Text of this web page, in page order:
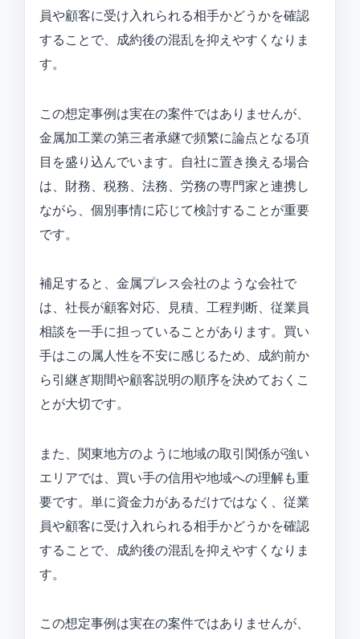
員や顧客に受け入れられる相手かどうかを確認
することで、成約後の混乱を抑えやすくなりま
す。
この想定事例は実在の案件ではありませんが、
金属加工業の第三者承継で頻繁に論点となる項
目を盛り込んでいます。自社に置き換える場合
は、財務、税務、法務、労務の専門家と連携し
ながら、個別事情に応じて検討することが重要
です。
補足すると、金属プレス会社のような会社で
は、社長が顧客対応、見積、工程判断、従業員
相談を一手に担っていることがあります。買い
手はこの属人性を不安に感じるため、成約前か
ら引継ぎ期間や顧客説明の順序を決めておくこ
とが大切です。
また、関東地方のように地域の取引関係が強い
エリアでは、買い手の信用や地域への理解も重
要です。単に資金力があるだけではなく、従業
員や顧客に受け入れられる相手かどうかを確認
することで、成約後の混乱を抑えやすくなりま
す。
この想定事例は実在の案件ではありませんが、